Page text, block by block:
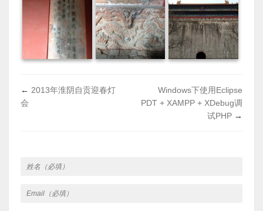
← 2013年淮阴自贡迎春灯
会
Windows下使用Eclipse
PDT + XAMPP + XDebug调
试PHP →